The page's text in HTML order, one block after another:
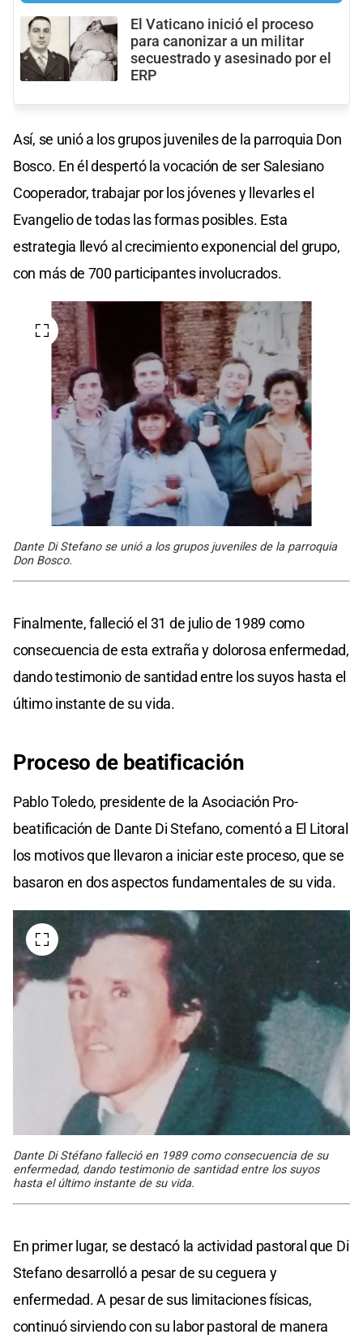
El Vaticano inició el proceso
para canonizar a un militar
secuestrado y asesinado por el
ERP
Así, se unió a los grupos juveniles de la parroquia Don
Bosco. En él despertó la vocación de ser Salesiano
Cooperador, trabajar por los jóvenes y llevarles el
Evangelio de todas las formas posibles. Esta
estrategia llevó al crecimiento exponencial del grupo,
con más de 700 participantes involucrados.
Dante Di Stefano se unió a los grupos juveniles de la parroquia
Don Bosco.
Finalmente, falleció el 31 de julio de 1989 como
consecuencia de esta extraña y dolorosa enfermedad,
dando testimonio de santidad entre los suyos hasta el
último instante de su vida.
Proceso de beatificación
Pablo Toledo, presidente de la Asociación Pro-
beatificación de Dante Di Stefano, comentó a El Litoral
los motivos que llevaron a iniciar este proceso, que se
basaron en dos aspectos fundamentales de su vida.
Dante Di Stéfano falleció en 1989 como consecuencia de su
enfermedad, dando testimonio de santidad entre los suyos
hasta el último instante de su vida.
En primer lugar, se destacó la actividad pastoral que Di
Stefano desarrolló a pesar de su ceguera y
enfermedad. A pesar de sus limitaciones físicas,
continuó sirviendo con su labor pastoral de manera